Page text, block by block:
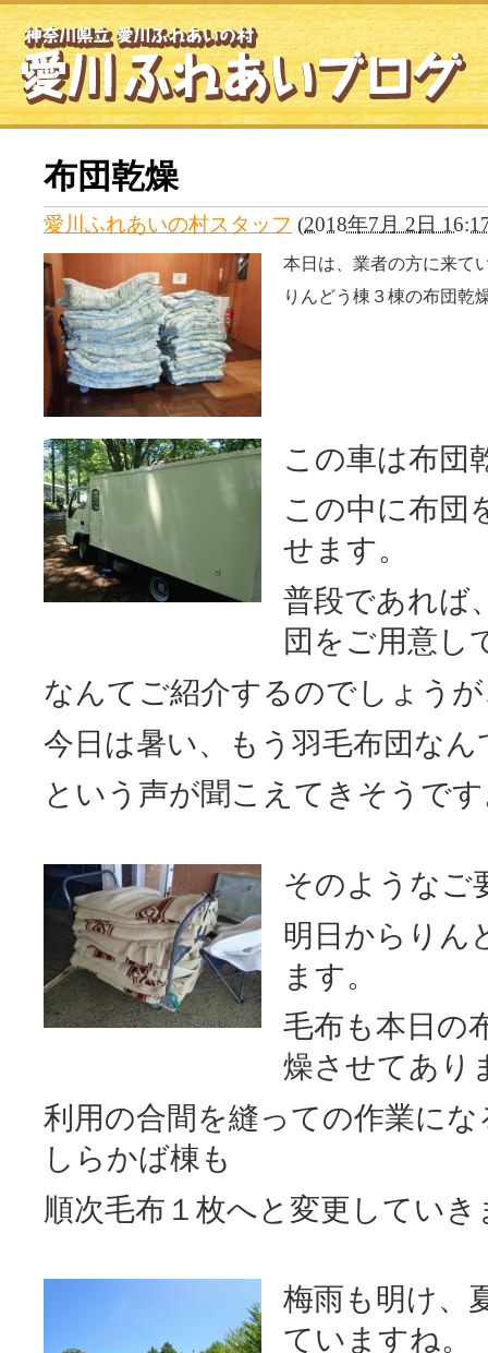
布団乾燥
愛川ふれあいの村スタッフ (2018年7月 2日
本日は、業者の方に来て
りんどう棟３棟の布団乾
この車は布団
この中に布団
せます。
普段であれば
団をご用意し
なんてご紹介するのでしょう
今日は暑い、もう羽毛布団な
という声が聞こえてきそうで
そのようなご
明日からりん
ます。
毛布も本日の
燥させてあり
利用の合間を縫っての作業に
しらかば棟も
順次毛布１枚へと変更していき
梅雨も明け、
ていますね。